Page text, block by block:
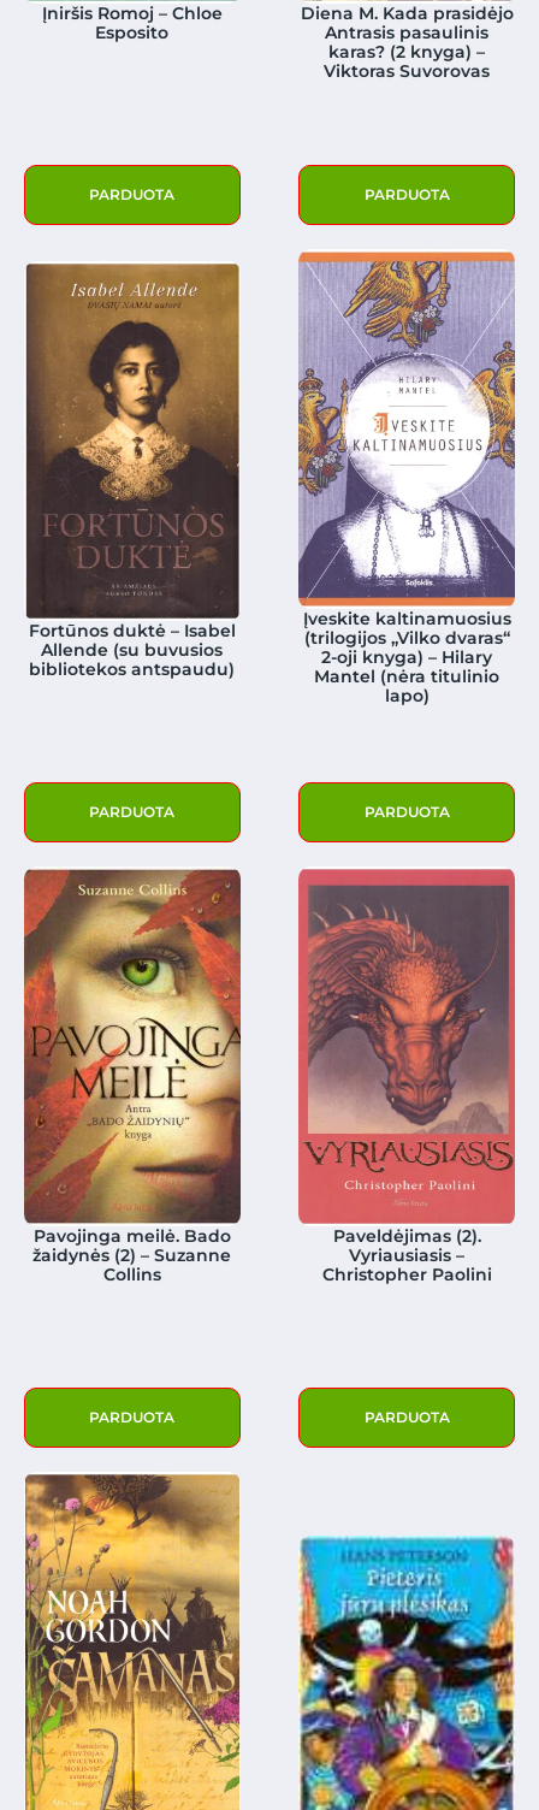
Įniršis Romoj – Chloe
Esposito
PARDUOTA
Diena M. Kada prasidėjo
Antrasis pasaulinis
karas? (2 knyga) –
Viktoras Suvorovas
PARDUOTA
Fortūnos duktė – Isabel
Allende (su buvusios
bibliotekos antspaudu)
PARDUOTA
Įveskite kaltinamuosius
(trilogijos „Vilko dvaras“
2-oji knyga) – Hilary
Mantel (nėra titulinio
lapo)
PARDUOTA
Pavojinga meilė. Bado
žaidynės (2) – Suzanne
Collins
PARDUOTA
Paveldėjimas (2).
Vyriausiasis –
Christopher Paolini
PARDUOTA